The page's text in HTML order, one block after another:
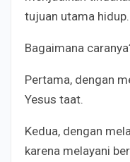
tujuan utama hidup.
Bagaimana
Pertama, dengan
Yesus taat.
Kedua, dengan
karena melayani